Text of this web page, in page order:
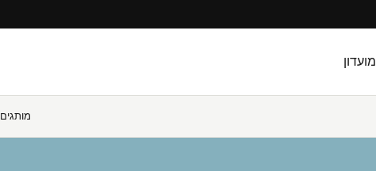
מועדון
מותגים